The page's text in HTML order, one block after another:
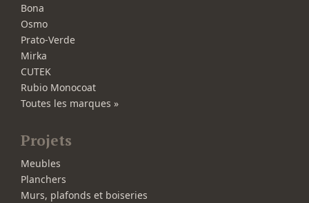
Bona
Osmo
Prato-Verde
Mirka
CUTEK
Rubio Monocoat
Toutes les marques »
Projets
Meubles
Planchers
Murs, plafonds et boiseries